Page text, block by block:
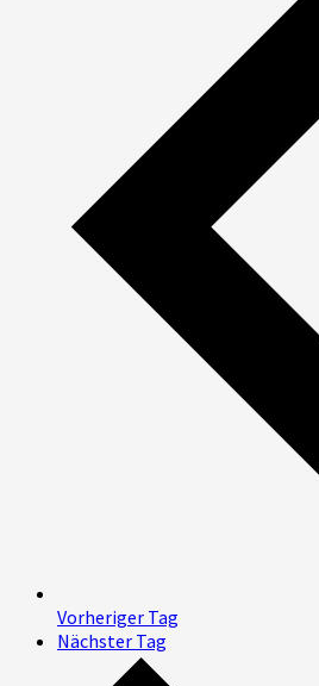
Vorheriger Tag
Nächster Tag